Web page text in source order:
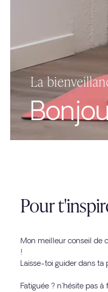
La
Pour
Mon meilleur conseil de
!
Laisse-toi guider dans
Fatiguée ? n'hésite pas